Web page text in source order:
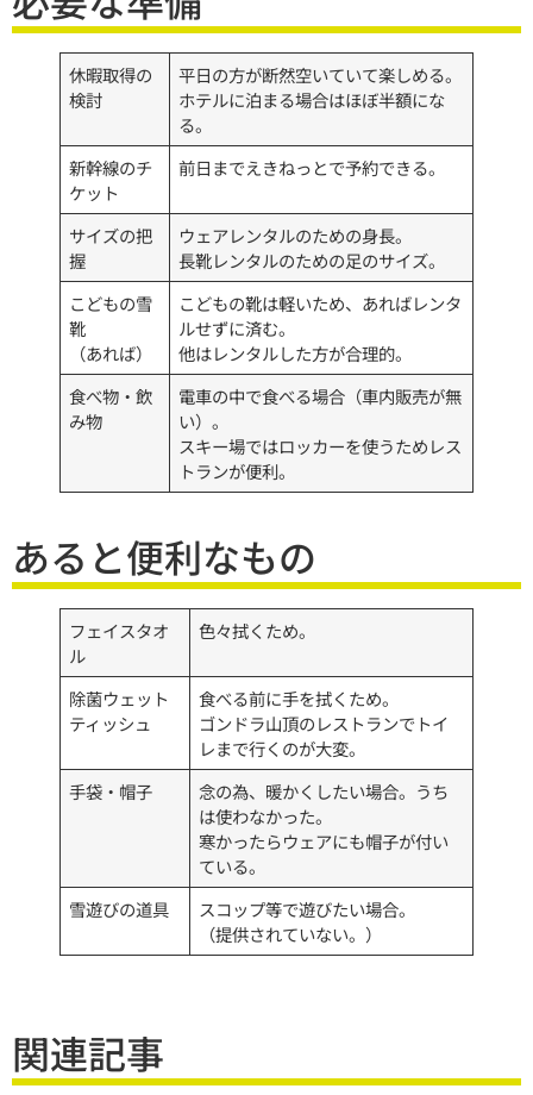
休暇取得の
検討
平日の方が断然空いていて楽しめる。
ホテルに泊まる場合はほぼ半額にな
る。
新幹線のチ
ケット
前日までえきねっとで予約できる。
サイズの把
握
ウェアレンタルのための身長。
長靴レンタルのための足のサイズ。
こどもの雪
靴
（あれば）
こどもの靴は軽いため、あればレンタ
ルせずに済む。
他はレンタルした方が合理的。
食べ物・飲
み物
電車の中で食べる場合（車内販売が無
い）。
スキー場ではロッカーを使うためレス
トランが便利。
あると便利なもの
フェイスタオ
ル
色々拭くため。
除菌ウェット
ティッシュ
食べる前に手を拭くため。
ゴンドラ山頂のレストランでトイ
レまで行くのが大変。
手袋・帽子
念の為、暖かくしたい場合。うち
は使わなかった。
寒かったらウェアにも帽子が付い
ている。
雪遊びの道具
スコップ等で遊びたい場合。
（提供されていない。）
関連記事